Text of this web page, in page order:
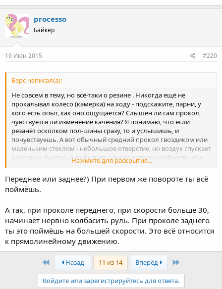
processo
Байкер
19 Июн 2015 #220
Берс написал(а):
Не совсем в тему, но всё-таки о резине . Никогда ещё не
прокалывал колесо (камерка) на ходу - подскажите, парни, у
кого есть опыт, как оно ощущается? Слышен ли сам прокол,
чувствуется ли изменение качения? Я понимаю, что если
резанёт осколком пол-шины сразу, то и услышишь, и
почувствуешь. А вот обычный средний прокол гвоздиком или
маленьким стеклом - небольшое отверстие, но воздух спускает
довольно быстро. А то бывает, начнёт ветром колбасить или
дорога неровная, и мучаешься по неопытности - может
проколол? Кто как может, опишите, плиз, свои ощущения на
ходу при проколе.
Нажмите для раскрытия...
Переднее или заднее?) При первом же повороте ты всё
поймёшь.
А так, при проколе переднего, при скорости больше 30,
начинает нервно колбасить руль. При проколе заднего
ты это поймёшь на большей скорости. Это всё относится
к прямолинейному движению.
First Назад 11 из 14 Вперёд Last
Войдите или зарегистрируйтесь для ответа.